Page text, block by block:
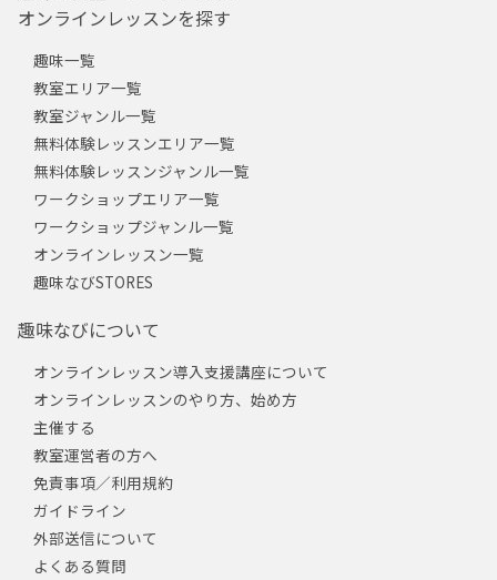
オンラインレッスンを探す
趣味一覧
教室エリア一覧
教室ジャンル一覧
無料体験レッスンエリア一覧
無料体験レッスンジャンル一覧
ワークショップエリア一覧
ワークショップジャンル一覧
オンラインレッスン一覧
趣味なびSTORES
趣味なびについて
オンラインレッスン導入支援講座について
オンラインレッスンのやり方、始め方
主催する
教室運営者の方へ
免責事項／利用規約
ガイドライン
外部送信について
よくある質問